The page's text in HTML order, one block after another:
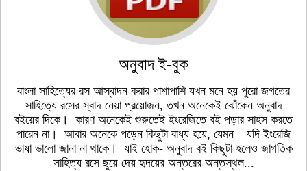
অনুবাদ ই-বুক
বাংলা সাহিত্যের রস আস্বাদন করার পাশাপাশি যখন মনে হয় পুরো জগতের
সাহিত্যে রসের স্বাদ নেয়া প্রয়োজন, তখন অনেকেই ঝোঁকেন অনুবাদ
বইয়ের দিকে। কারণ অনেকেই শুরুতেই ইংরেজিতে বই পড়ার সাহস করতে
পারেন না। আবার অনেকে পড়েন কিছুটা বাধ্য হয়ে, যেমন – যদি ইংরেজি
ভাষা ভালো জানা না থাকে। যাই হোক- অনুবাদ বই কিছুটা হলেও জাগতিক
সাহিত্য রসে ছুয়ে দেয় হৃদয়ের অন্তরের অন্তস্থল...